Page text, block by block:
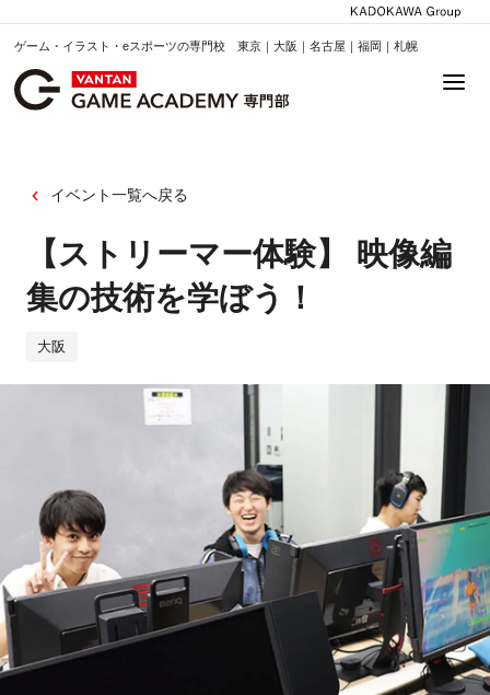
ゲーム・イラスト・eスポーツの専門校 東京｜大阪｜名古屋｜福岡｜札幌
イベント一覧へ戻る
【ストリーマー体験】 映像編
集の技術を学ぼう！
大阪